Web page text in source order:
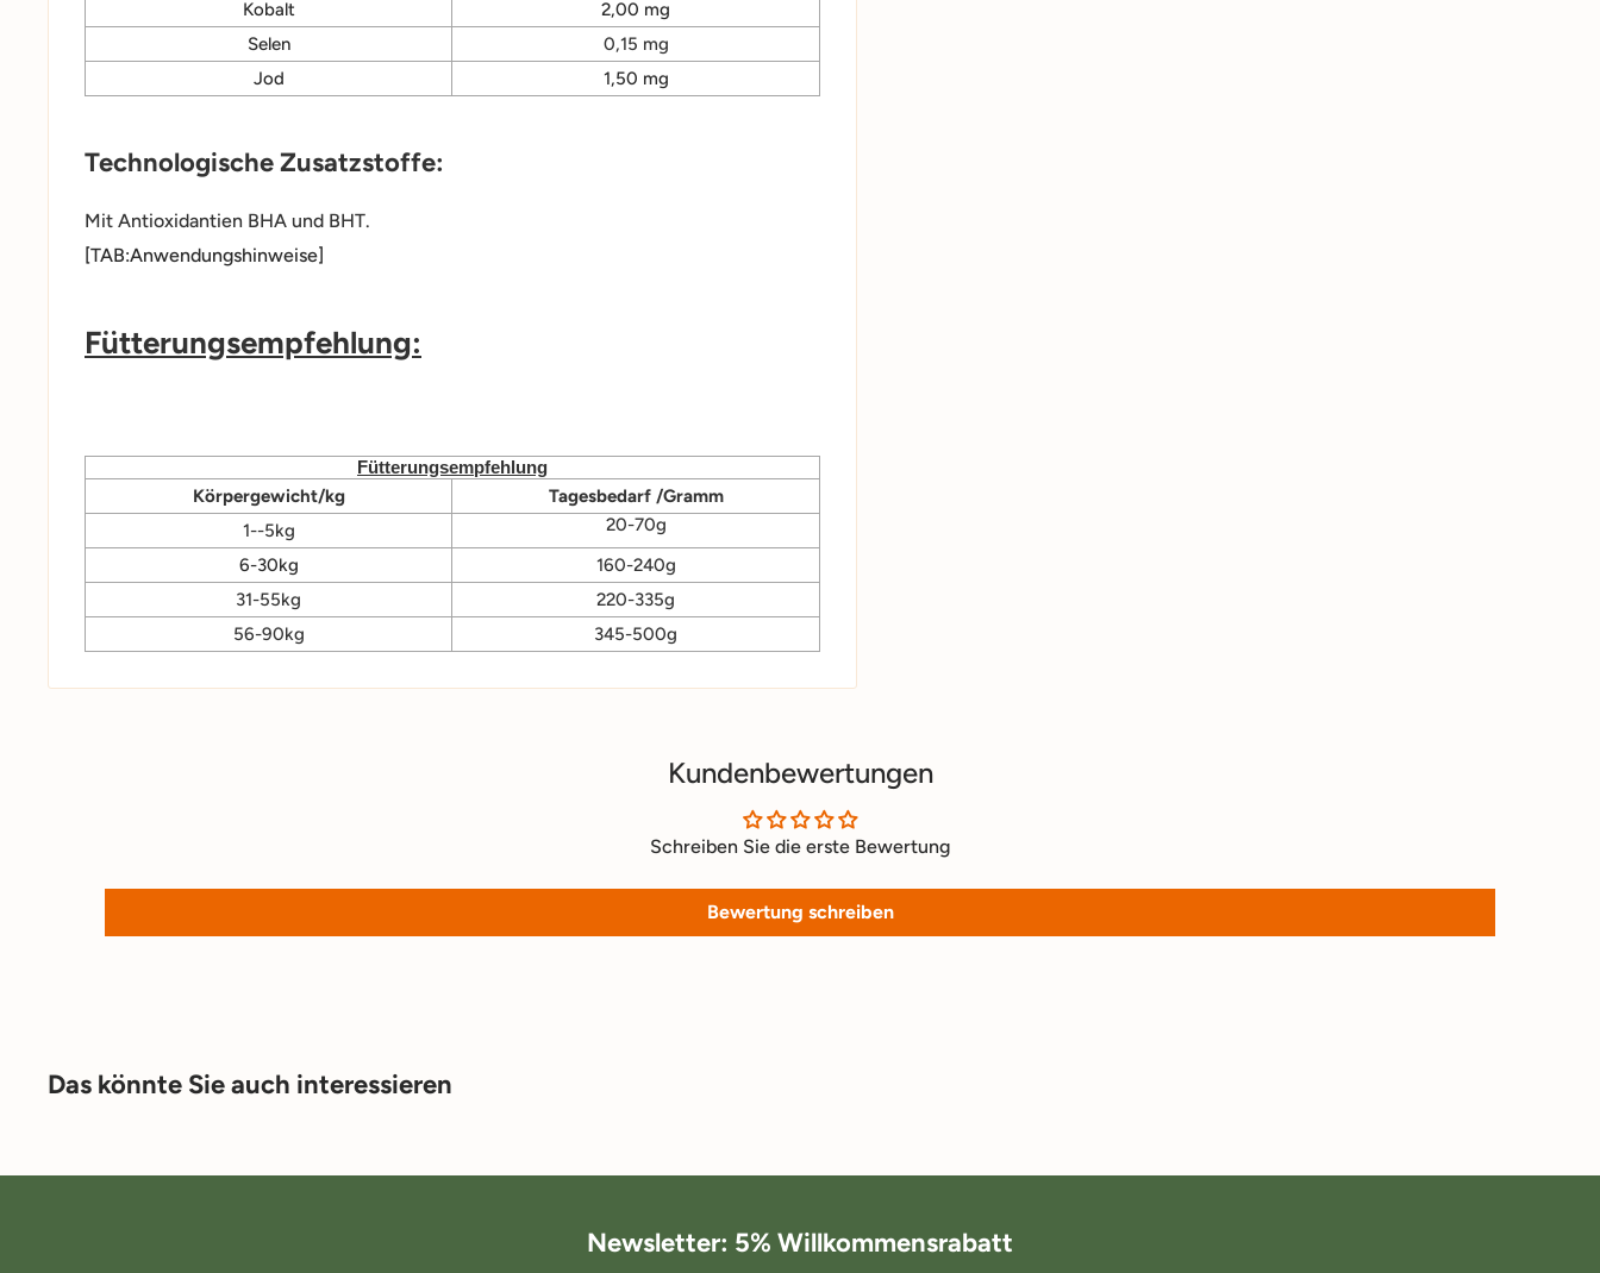
Kobalt
2,00 mg
Selen
0,15 mg
Jod
1,50 mg
Technologische Zusatzstoffe:
Mit Antioxidantien BHA und BHT.
[TAB:Anwendungshinweise]
Fütterungsempfehlung:
Fütterungsempfehlung
Körpergewicht/kg
Tagesbedarf /Gramm
1--5kg
20-70g
6-30kg
160-240g
31-55kg
220-335g
56-90kg
345-500g
Kundenbewertungen
Schreiben Sie die erste Bewertung
Bewertung schreiben
Das könnte Sie auch interessieren
Newsletter: 5% Willkommensrabatt